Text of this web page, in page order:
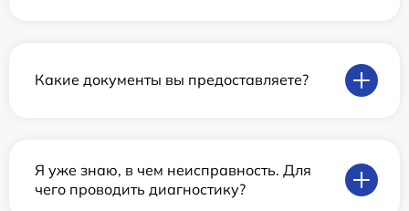
Какие документы вы предоставляете?
Я уже знаю, в чем неисправность. Для
чего проводить диагностику?